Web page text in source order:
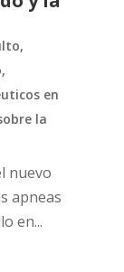
,
,
en
la
nuevo
apneas
en...